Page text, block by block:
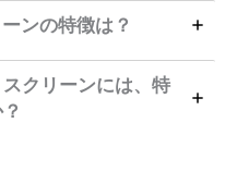
ンの特徴は？
クリーンには、特